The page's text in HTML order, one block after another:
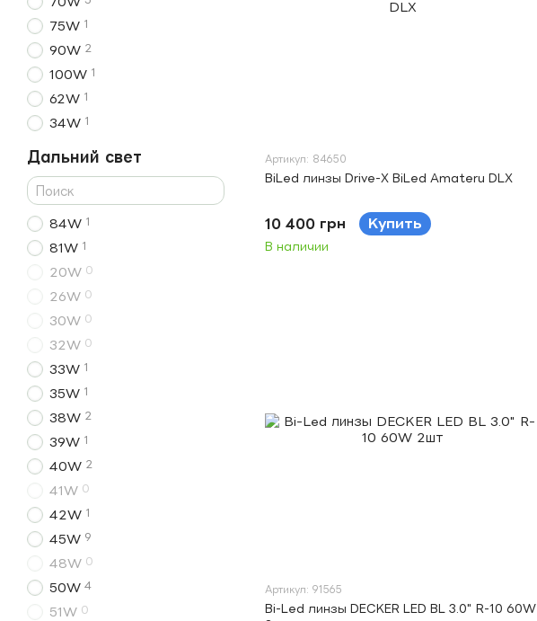
Артикул: 84650
BiLed линзы Drive-X BiLed Amateru DLX
10 400 грн Купить
В наличии
Артикул: 91565
Bi-Led линзы DECKER LED BL 3.0" R-10 60W
75W 1
90W 2
100W 1
62W 1
34W 1
Дальний свет
84W 1
81W 1
20W 0
26W 0
30W 0
32W 0
33W 1
35W 1
38W 2
39W 1
40W 2
41W 0
42W 1
45W 9
48W 0
50W 4
51W 0